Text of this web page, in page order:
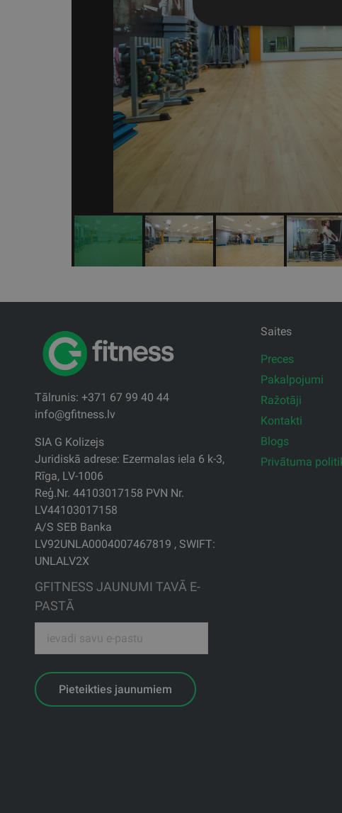
Tālrunis: +371 67 99 40 44
info@gfitness.lv
SIA G Kolizejs
Juridiskā adrese: Ezermalas iela 6 k-3,
Rīga, LV-1006
Reģ.Nr. 44103017158 PVN Nr.
LV44103017158
A/S SEB Banka
LV92UNLA0004007467819 , SWIFT:
UNLALV2X
GFITNESS JAUNUMI TAVĀ E-
PASTĀ
Pieteikties jaunumiem
Saites
Preces
Pakalpojumi
Ražotāji
Kontakti
Blogs
Privātuma